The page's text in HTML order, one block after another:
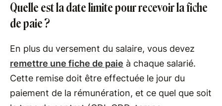
Quelle est la date limite pour recevoir la fiche
de paie ?
En plus du versement du salaire, vous devez
remettre une fiche de paie à chaque salarié.
Cette remise doit être effectuée le jour du
paiement de la rémunération, et ce quel que soit